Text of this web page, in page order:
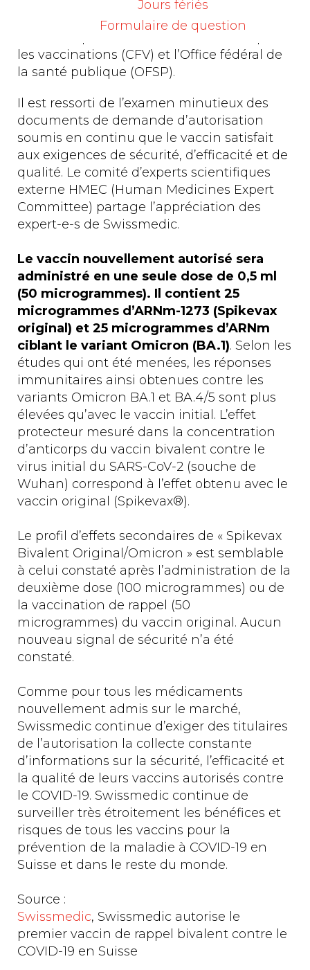
Jours fériés
Formulaire de question
recommandations officielles de vaccination
élaborées par la Commission fédérale pour
les vaccinations (CFV) et l’Office fédéral de
la santé publique (OFSP).
Il est ressorti de l’examen minutieux des
documents de demande d’autorisation
soumis en continu que le vaccin satisfait
aux exigences de sécurité, d’efficacité et de
qualité. Le comité d’experts scientifiques
externe HMEC (Human Medicines Expert
Committee) partage l’appréciation des
expert-e-s de Swissmedic.
Le vaccin nouvellement autorisé sera
administré en une seule dose de 0,5 ml
(50 microgrammes). Il contient 25
microgrammes d’ARNm-1273 (Spikevax
original) et 25 microgrammes d’ARNm
ciblant le variant Omicron (BA.1). Selon les
études qui ont été menées, les réponses
immunitaires ainsi obtenues contre les
variants Omicron BA.1 et BA.4/5 sont plus
élevées qu’avec le vaccin initial. L’effet
protecteur mesuré dans la concentration
d’anticorps du vaccin bivalent contre le
virus initial du SARS-CoV-2 (souche de
Wuhan) correspond à l’effet obtenu avec le
vaccin original (Spikevax®).
Le profil d’effets secondaires de « Spikevax
Bivalent Original/Omicron » est semblable
à celui constaté après l’administration de la
deuxième dose (100 microgrammes) ou de
la vaccination de rappel (50
microgrammes) du vaccin original. Aucun
nouveau signal de sécurité n’a été
constaté.
Comme pour tous les médicaments
nouvellement admis sur le marché,
Swissmedic continue d’exiger des titulaires
de l’autorisation la collecte constante
d’informations sur la sécurité, l’efficacité et
la qualité de leurs vaccins autorisés contre
le COVID-19. Swissmedic continue de
surveiller très étroitement les bénéfices et
risques de tous les vaccins pour la
prévention de la maladie à COVID-19 en
Suisse et dans le reste du monde.
Source :
Swissmedic, Swissmedic autorise le
premier vaccin de rappel bivalent contre le
COVID-19 en Suisse